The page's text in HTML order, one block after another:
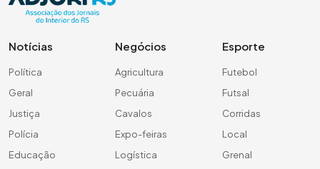
Notícias
Política
Geral
Justiça
Polícia
Educação
Negócios
Agricultura
Pecuária
Cavalos
Expo-feiras
Logística
Esporte
Futebol
Futsal
Corridas
Local
Grenal